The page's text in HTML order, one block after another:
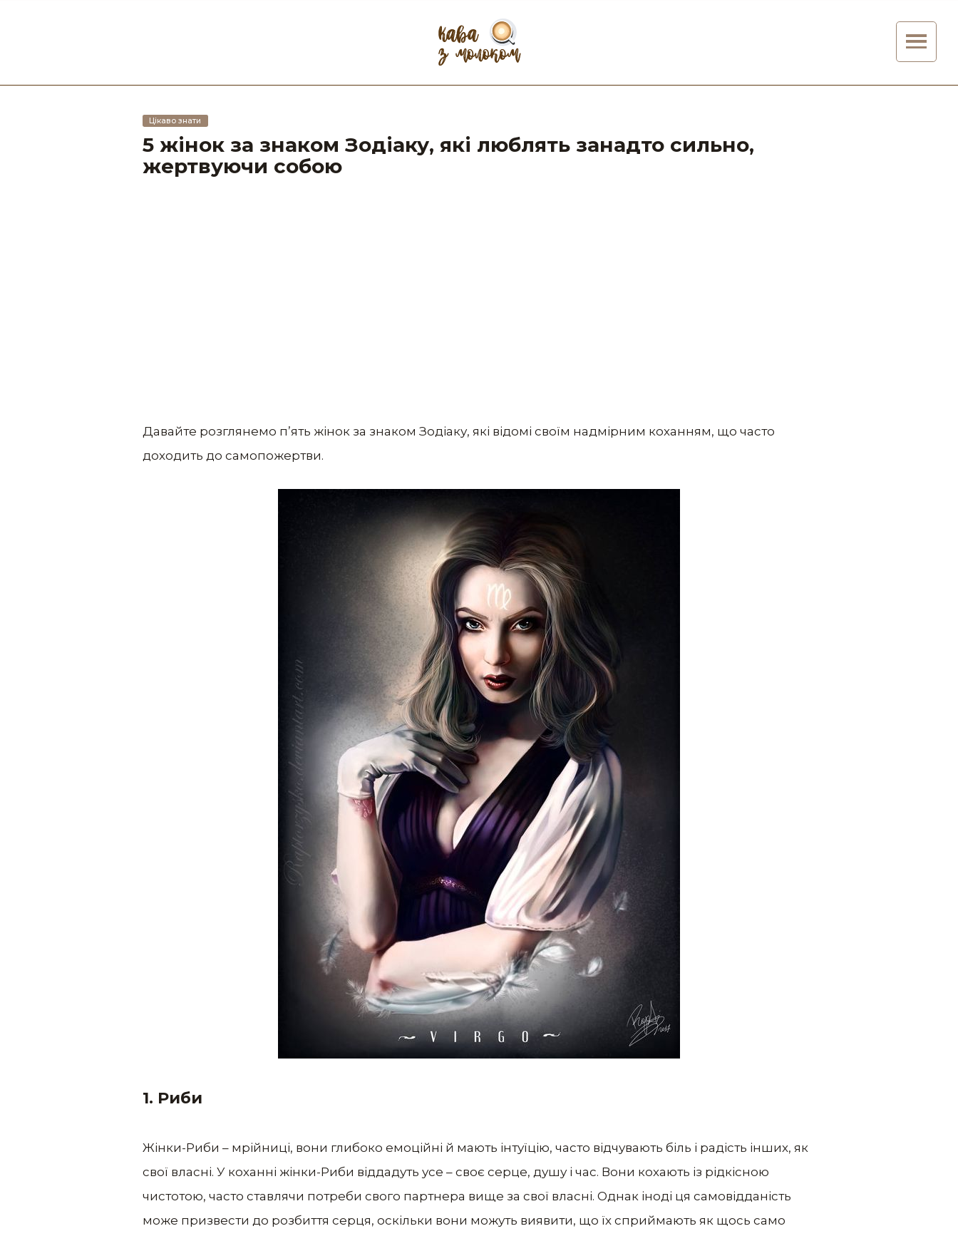
Цікаво знати
5 жінок за знаком Зодіаку, які люблять занадто сильно,
жертвуючи собою
Давайте розглянемо п’ять жінок за знаком Зодіаку, які відомі своїм надмірним коханням, що часто
доходить до самопожертви.
1. Риби
Жінки-Риби – мрійниці, вони глибоко емоційні й мають інтуїцію, часто відчувають біль і радість інших, як
свої власні. У коханні жінки-Риби віддадуть усе – своє серце, душу і час. Вони кохають із рідкісною
чистотою, часто ставлячи потреби свого партнера вище за свої власні. Однак іноді ця самовідданість
може призвести до розбиття серця, оскільки вони можуть виявити, що їх сприймають як щось само